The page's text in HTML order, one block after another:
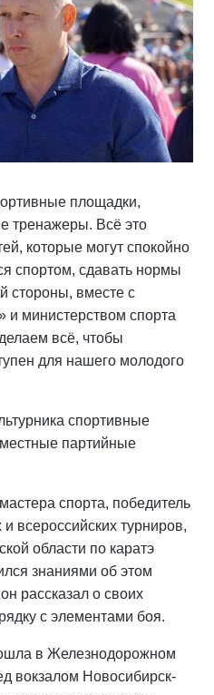
площадки,
тренажеры. Всё это
которые могут спокойно
спортом, сдавать нормы
стороны, вместе с
и министерством спорта
всё, чтобы
для нашего молодого
спортивные
партийные
спорта, победитель
всероссийских турниров,
области по каратэ
знаниями об этом
рассказал о своих
с элементами боя.
в Железнодорожном
вокзалом Новосибирск-